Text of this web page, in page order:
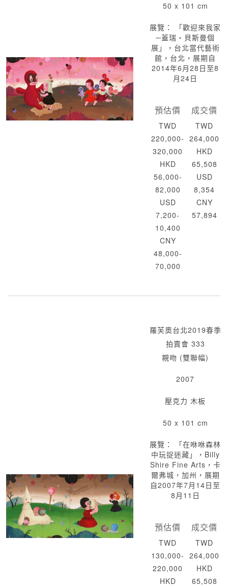
50 x 101 cm
展覽： 「歡迎來我家
─蓋瑞‧貝斯曼個
展」，台北當代藝術
館，台北，展期自
2014年6月28日至8
月24日
預估價
TWD
220,000-
320,000
HKD
56,000-
82,000
USD
7,200-
10,400
CNY
48,000-
70,000
成交價
TWD
264,000
HKD
65,508
USD
8,354
CNY
57,894
羅芙奧台北2019春季
拍賣會 333
親吻 (雙聯幅)
2007
壓克力 木板
50 x 101 cm
展覽： 「在咻咻森林
中玩捉迷藏」，Billy
Shire Fine Arts，卡
爾弗城，加州，展期
自2007年7月14日至
8月11日
預估價
TWD
130,000-
220,000
HKD
成交價
TWD
264,000
HKD
65,508